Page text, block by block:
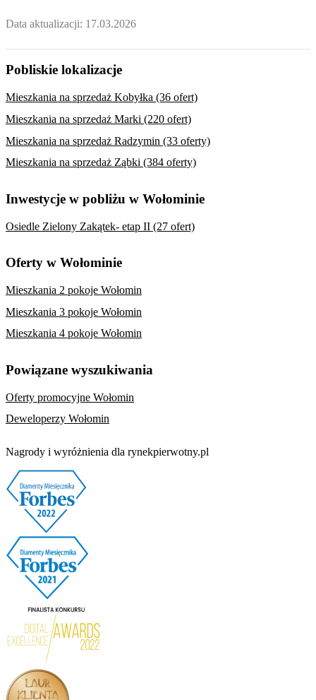
Data aktualizacji: 17.03.2026
Pobliskie lokalizacje
Mieszkania na sprzedaż Kobyłka (36 ofert)
Mieszkania na sprzedaż Marki (220 ofert)
Mieszkania na sprzedaż Radzymin (33 oferty)
Mieszkania na sprzedaż Ząbki (384 oferty)
Inwestycje w pobliżu w Wołominie
Osiedle Zielony Zakątek- etap II (27 ofert)
Oferty w Wołominie
Mieszkania 2 pokoje Wołomin
Mieszkania 3 pokoje Wołomin
Mieszkania 4 pokoje Wołomin
Powiązane wyszukiwania
Oferty promocyjne Wołomin
Deweloperzy Wołomin
Nagrody i wyróżnienia dla rynekpierwotny.pl